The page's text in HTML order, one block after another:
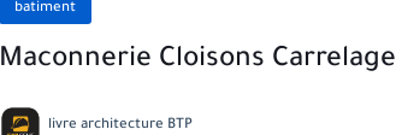
batiment
Maconnerie Cloisons Carrelage
livre architecture BTP